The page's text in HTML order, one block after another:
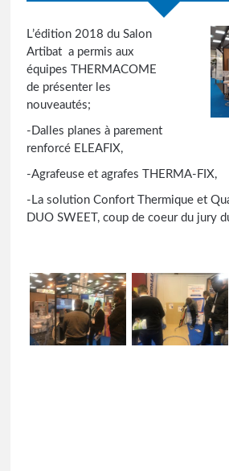
L’édition 2018 du Salon
Artibat a permis aux
équipes THERMACOME
de présenter les
nouveautés;
-Dalles planes à parement
renforcé ELEAFIX,
-Agrafeuse et agrafes THERMA-FIX,
-La solution Confort Thermique et
DUO SWEET, coup de coeur du jury